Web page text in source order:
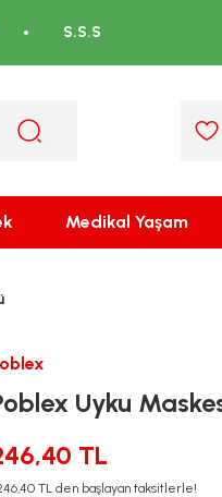
S.S.S
Medikal Yaşam
Uyku
TL
TL den başlayan taksitlerle!